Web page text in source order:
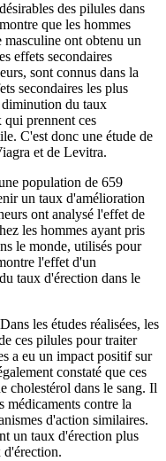
des pilules dans
que les hommes
ont obtenu un
effets secondaires
sont connus dans la
secondaires les plus
du taux
qui prennent ces
C'est donc une étude de
et de Levitra.
population de 659
un taux d'amélioration
ont analysé l'effet de
les hommes ayant pris
le monde, utilisés pour
l'effet d'un
taux d'érection dans le
les études réalisées, les
ces pilules pour traiter
a eu un impact positif sur
constaté que ces
cholestérol dans le sang. Il
médicaments contre la
d'action similaires.
un taux d'érection plus